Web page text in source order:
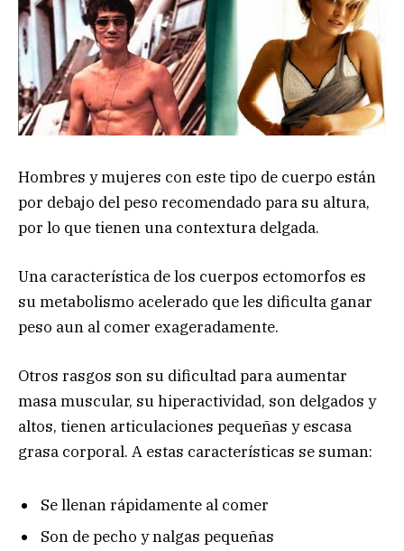
Hombres y mujeres con este tipo de cuerpo están
por debajo del peso recomendado para su altura,
por lo que tienen una contextura delgada.
Una característica de los cuerpos ectomorfos es
su metabolismo acelerado que les dificulta ganar
peso aun al comer exageradamente.
Otros rasgos son su dificultad para aumentar
masa muscular, su hiperactividad, son delgados y
altos, tienen articulaciones pequeñas y escasa
grasa corporal. A estas características se suman:
Se llenan rápidamente al comer
Son de pecho y nalgas pequeñas